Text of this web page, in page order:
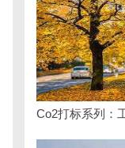
Co2打标系列：